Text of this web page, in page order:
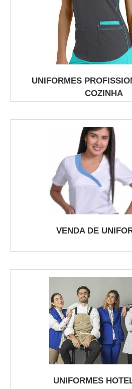
UNIFORMES
COZINHA
VENDA DE
UNIFORMES